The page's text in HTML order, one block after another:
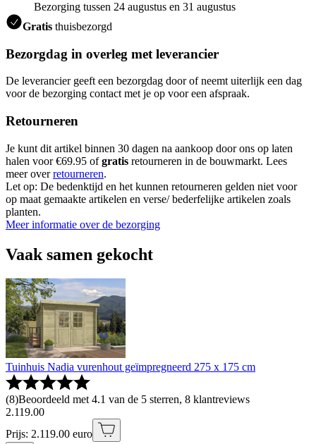
Bezorging tussen 24 augustus en 31 augustus
Gratis thuisbezorgd
Bezorgdag in overleg met leverancier
De leverancier geeft een bezorgdag door of neemt uiterlijk een dag
voor de bezorging contact met je op voor een afspraak.
Retourneren
Je kunt dit artikel binnen 30 dagen na aankoop door ons op laten
halen voor €69.95 ofgratis retourneren in de bouwmarkt. Lees
meer overretourneren.
Let op: De bedenktijd en het kunnen retourneren gelden niet voor
op maat gemaakte artikelen en verse/ bederfelijke artikelen zoals
planten.
Meer informatie over de bezorging
Vaak samen gekocht
Tuinhuis Nadia vurenhout geïmpregneerd 275 x 175 cm
(8)Beoordeeld met 4.1 van de 5 sterren, 8 klantreviews
2.119.00
Prijs: 2.119.00 euro